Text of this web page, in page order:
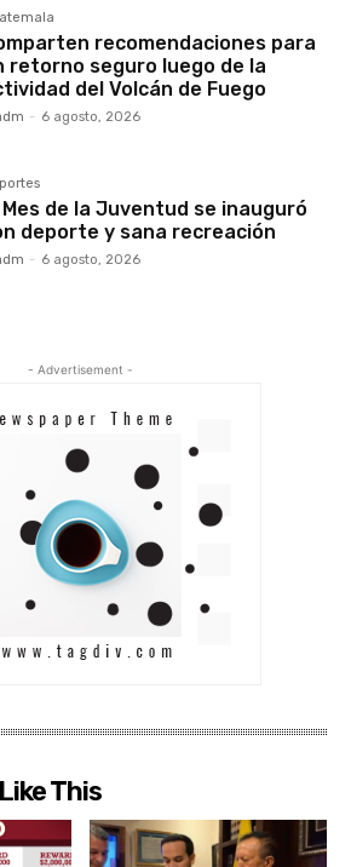
recomendaciones para
retorno seguro luego de la
del Volcán de Fuego
- 6 agosto, 2026
Mes de la Juventud se inauguró
deporte y sana recreación
- 6 agosto, 2026
- Advertisement -
This